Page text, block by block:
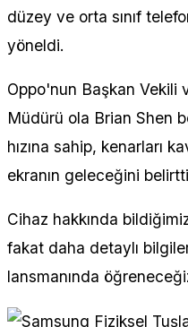
düzey ve orta sınıf
yöneldi.
Oppo'nun Başkan Vekili
Müdürü ola Brian Shen
hızına sahip, kenarları
ekranın geleceğini
Cihaz hakkında
fakat daha detaylı
lansmanında